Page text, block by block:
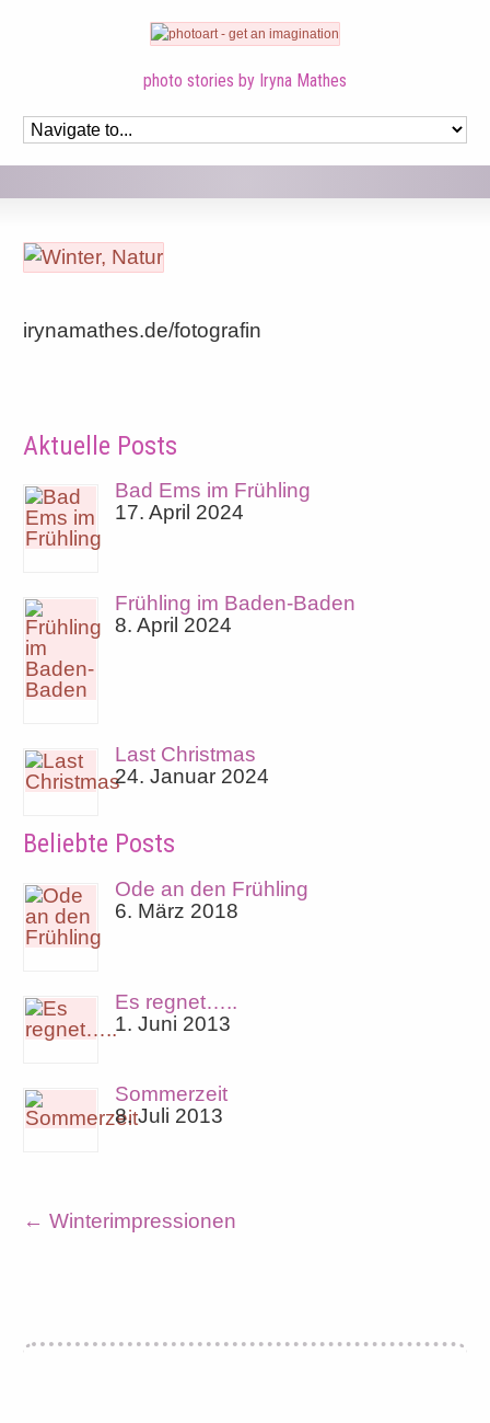
photo stories by Iryna Mathes
irynamathes.de/fotografin
Aktuelle Posts
Bad Ems im Frühling
17. April 2024
Frühling im Baden-Baden
8. April 2024
Last Christmas
24. Januar 2024
Beliebte Posts
Ode an den Frühling
6. März 2018
Es regnet…..
1. Juni 2013
Sommerzeit
8. Juli 2013
← Winterimpressionen